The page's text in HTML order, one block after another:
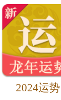
2024运势